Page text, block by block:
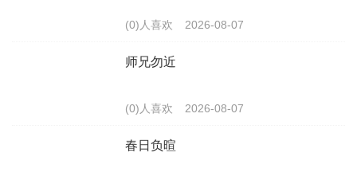
(0)人喜欢 2026-08-07
师兄勿近
(0)人喜欢 2026-08-07
春日负暄